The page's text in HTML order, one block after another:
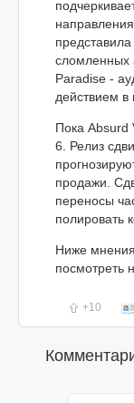
сломленных
Paradise -
действием
Пока Absurd
6. Релиз
продажи.
переносы
полировать
Ниже мнения
посмотреть
+10